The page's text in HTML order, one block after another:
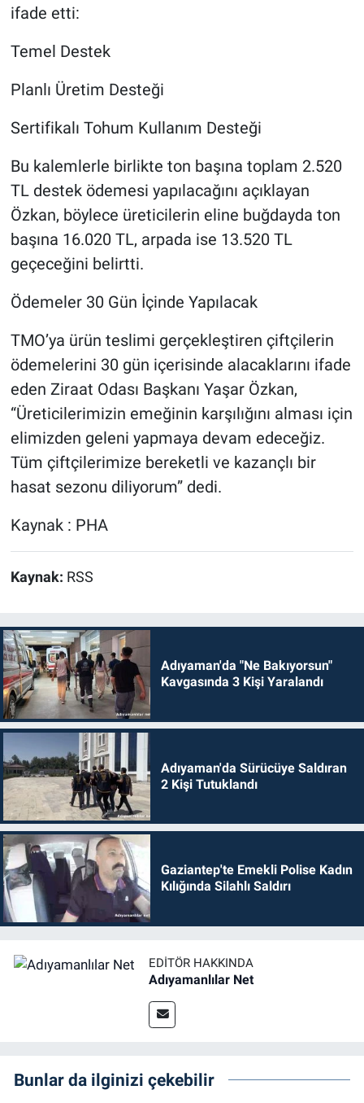
ifade etti:
Temel Destek
Planlı Üretim Desteği
Sertifikalı Tohum Kullanım Desteği
Bu kalemlerle birlikte ton başına toplam 2.520
TL destek ödemesi yapılacağını açıklayan
Özkan, böylece üreticilerin eline buğdayda ton
başına 16.020 TL, arpada ise 13.520 TL
geçeceğini belirtti.
Ödemeler 30 Gün İçinde Yapılacak
TMO’ya ürün teslimi gerçekleştiren çiftçilerin
ödemelerini 30 gün içerisinde alacaklarını ifade
eden Ziraat Odası Başkanı Yaşar Özkan,
“Üreticilerimizin emeğinin karşılığını alması için
elimizden geleni yapmaya devam edeceğiz.
Tüm çiftçilerimize bereketli ve kazançlı bir
hasat sezonu diliyorum” dedi.
Kaynak : PHA
Kaynak: RSS
Adıyaman'da "Ne Bakıyorsun"
Kavgasında 3 Kişi Yaralandı
Adıyaman'da Sürücüye Saldıran
2 Kişi Tutuklandı
Gaziantep'te Emekli Polise Kadın
Kılığında Silahlı Saldırı
EDITÖR HAKKINDA
Adıyamanlılar Net
Bunlar da ilginizi çekebilir